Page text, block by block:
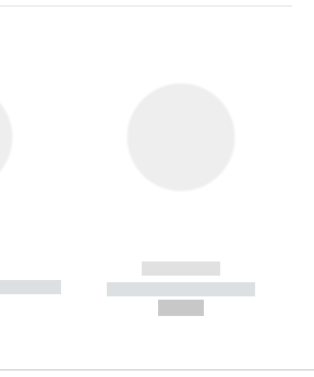
--------
------------
----------- -----------